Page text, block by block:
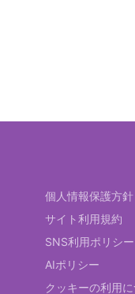
個人情報保護方針
サイト利用規約
SNS利用ポリシー
AIポリシー
クッキーの利用